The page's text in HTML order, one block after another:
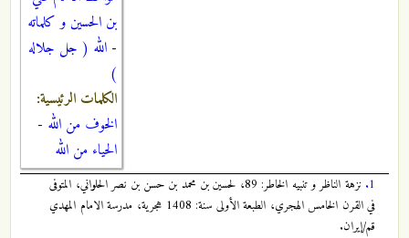
بن الحسين و كلماته
- الله ( جل جلاله
)
الكلمات الرئيسية:
الخوف من الله -
الحياء من الله
1.
نزهة الناظر و تنبيه الخاطر: 89، لحسين بن محمد بن حسن بن نصر الحلواني، المتوفى
في القرن الخامس الهجري، الطبعة الأولى سنة: 1408 هجرية، مدرسة الامام المهدي
قم/إيران.